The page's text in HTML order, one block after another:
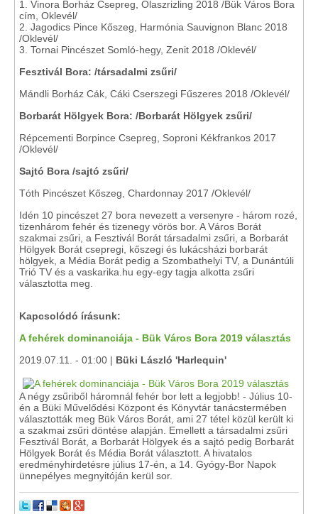
1. Vinora Borház Csepreg, Olaszrizling 2018 /Bük Város Bora
cím, Oklevél/
2. Jagodics Pince Kőszeg, Harmónia Sauvignon Blanc 2018
/Oklevél/
3. Tornai Pincészet Somló-hegy, Zenit 2018 /Oklevél/
Fesztivál Bora: /társadalmi zsűri/
Mándli Borház Cák, Cáki Cserszegi Fűszeres 2018 /Oklevél/
Borbarát Hölgyek Bora: /Borbarát Hölgyek zsűri/
Répcementi Borpince Csepreg, Soproni Kékfrankos 2017
/Oklevél/
Sajtó Bora /sajtó zsűri/
Tóth Pincészet Kőszeg, Chardonnay 2017 /Oklevél/
Idén 10 pincészet 27 bora nevezett a versenyre - három rozé,
tizenhárom fehér és tizenegy vörös bor. A Város Borát
szakmai zsűri, a Fesztivál Borát társadalmi zsűri, a Borbarát
Hölgyek Borát csepregi, kőszegi és lukácsházi borbarát
hölgyek, a Média Borát pedig a Szombathelyi TV, a Dunántúli
Trió TV és a vaskarika.hu egy-egy tagja alkotta zsűri
választotta meg.
Kapcsolódó írásunk:
A fehérek dominanciája - Bük Város Bora 2019 választás
2019.07.11. - 01:00 | Büki László 'Harlequin'
A négy zsűriből háromnál fehér bor lett a legjobb! - Július 10-
én a Büki Művelődési Központ és Könyvtár tanácstermében
választották meg Bük Város Borát, ami 27 tétel közül került ki
a szakmai zsűri döntése alapján. Emellett a társadalmi zsűri
Fesztivál Borát, a Borbarát Hölgyek és a sajtó pedig Borbarát
Hölgyek Borát és Média Borát választott. A hivatalos
eredményhirdetésre július 17-én, a 14. Gyógy-Bor Napok
ünnepélyes megnyitóján kerül sor.